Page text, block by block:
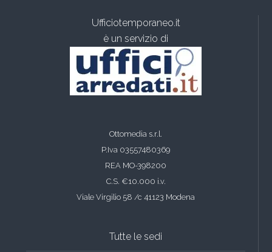
Ufficiotemporaneo.it
è un servizio di
Ottomedia s.r.l.
P.Iva 03557480369
REA MO-398200
C.S. €10.000 i.v.
Viale Virgilio 58 /c 41123 Modena
Tutte le sedi